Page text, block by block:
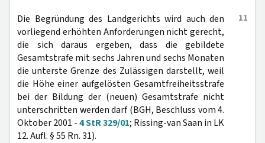
11
Die Begründung des Landgerichts wird auch den
vorliegend erhöhten Anforderungen nicht gerecht,
die sich daraus ergeben, dass die gebildete
Gesamtstrafe mit sechs Jahren und sechs Monaten
die unterste Grenze des Zulässigen darstellt, weil
die Höhe einer aufgelösten Gesamtfreiheitsstrafe
bei der Bildung der (neuen) Gesamtstrafe nicht
unterschritten werden darf (BGH, Beschluss vom 4.
Oktober 2001 -4 StR 329/01; Rissing-van Saan in LK
12. Aufl. § 55 Rn. 31).